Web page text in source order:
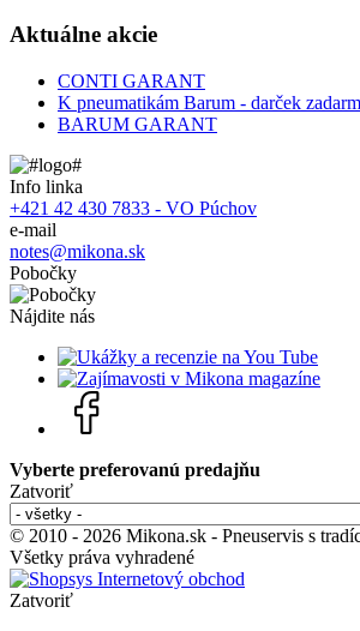
Aktuálne akcie
CONTI GARANT
K pneumatikám Barum - darček
BARUM GARANT
Info linka
+421 42 430 7833 - VO Púchov
e-mail
notes@mikona.sk
Pobočky
Nájdite nás
Vyberte preferovanú predajňu
Zatvoriť
© 2010 - 2026 Mikona.sk - Pneuservis s
Všetky práva vyhradené
Zatvoriť